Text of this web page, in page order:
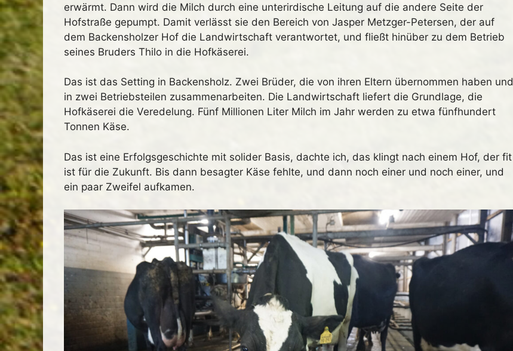
erwärmt. Dann wird die Milch durch eine unterirdische Leitung auf die andere Seite der
Hofstraße gepumpt. Damit verlässt sie den Bereich von Jasper Metzger-Petersen, der auf
dem Backensholzer Hof die Landwirtschaft verantwortet, und fließt hinüber zu dem Betrieb
seines Bruders Thilo in die Hofkäserei.
Das ist das Setting in Backensholz. Zwei Brüder, die von ihren Eltern übernommen haben und
in zwei Betriebsteilen zusammenarbeiten. Die Landwirtschaft liefert die Grundlage, die
Hofkäserei die Veredelung. Fünf Millionen Liter Milch im Jahr werden zu etwa fünfhundert
Tonnen Käse.
Das ist eine Erfolgsgeschichte mit solider Basis, dachte ich, das klingt nach einem Hof, der fit
ist für die Zukunft. Bis dann besagter Käse fehlte, und dann noch einer und noch einer, und
ein paar Zweifel aufkamen.